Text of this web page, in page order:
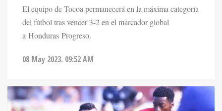
El equipo de Tocoa permanecerá en la máxima categoría
del fútbol tras vencer 3-2 en el marcador global
a Honduras Progreso.
08 May 2023. 09:52 AM